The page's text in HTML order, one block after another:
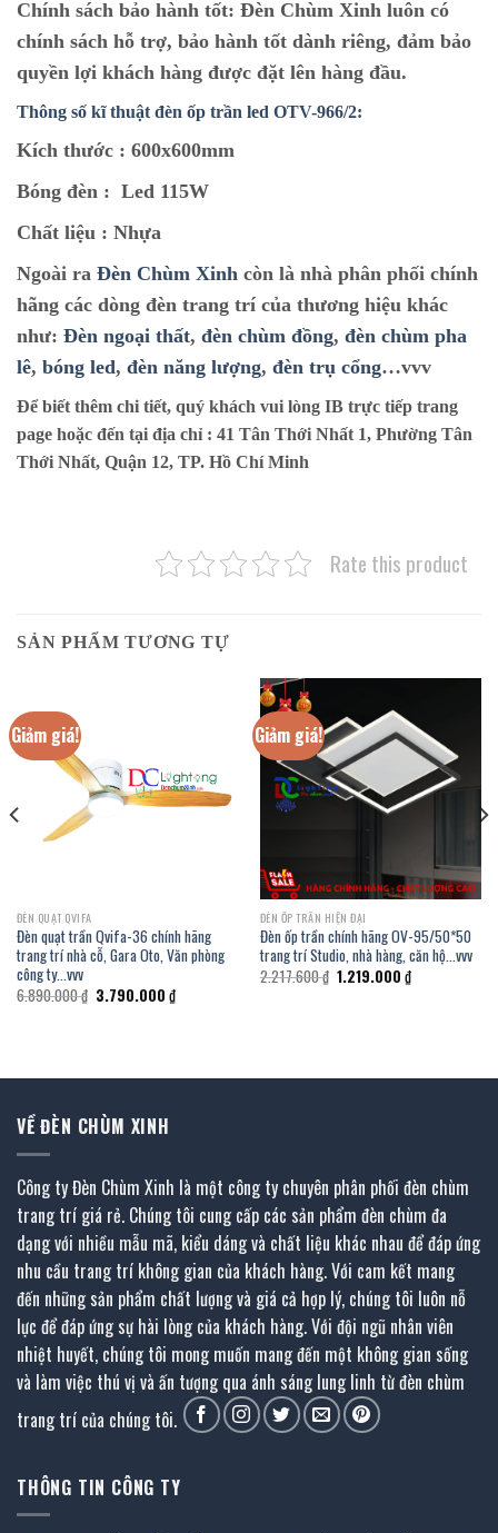
Chính sách bảo hành tốt: Đèn Chùm Xinh luôn có
chính sách hỗ trợ, bảo hành tốt dành riêng, đảm bảo
quyền lợi khách hàng được đặt lên hàng đầu.
Thông số kĩ thuật đèn ốp trần led OTV-966/2:
Kích thước : 600x600mm
Bóng đèn : Led 115W
Chất liệu : Nhựa
Ngoài ra Đèn Chùm Xinh còn là nhà phân phối chính
hãng các dòng đèn trang trí của thương hiệu khác
như: Đèn ngoại thất, đèn chùm đồng, đèn chùm pha
lê, bóng led, đèn năng lượng, đèn trụ cổng…vvv
Để biết thêm chi tiết, quý khách vui lòng IB trực tiếp trang
page hoặc đến tại địa chỉ : 41 Tân Thới Nhất 1, Phường Tân
Thới Nhất, Quận 12, TP. Hồ Chí Minh
Rate this product
SẢN PHẨM TƯƠNG TỰ
Giảm giá!
ĐÈN QUẠT QVIFA
Đèn quạt trần Qvifa-36 chính hãng
trang trí nhà cỗ, Gara Oto, Văn phòng
công ty…vvv
6.890.000₫ Giá
gốc
3.790.000 ₫Giá
hiện
Giảm giá!
ĐÈN ỐP TRẦN HIỆN ĐẠI
Đèn ốp trần chính hãng OV-95/50*50
trang trí Studio, nhà hàng, căn hộ…vvv
2.217.600₫ Giá
gốc
1.219.000 ₫Giá
hiện
VỀ ĐÈN CHÙM XINH
Công ty Đèn Chùm Xinh là một công ty chuyên phân phối đèn chùm
trang trí giá rẻ. Chúng tôi cung cấp các sản phẩm đèn chùm đa
dạng với nhiều mẫu mã, kiểu dáng và chất liệu khác nhau để đáp ứng
nhu cầu trang trí không gian của khách hàng. Với cam kết mang
đến những sản phẩm chất lượng và giá cả hợp lý, chúng tôi luôn nỗ
lực để đáp ứng sự hài lòng của khách hàng. Với đội ngũ nhân viên
nhiệt huyết, chúng tôi mong muốn mang đến một không gian sống
và làm việc thú vị và ấn tượng qua ánh sáng lung linh từ đèn chùm
trang trí của chúng tôi.
THÔNG TIN CÔNG TY